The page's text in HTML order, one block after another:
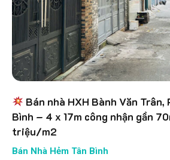
Bán nhà HXH Bành Văn Trân,
Bình – 4 x 17m công nhận gần
triệu/m2
Bán Nhà Hẻm Tân Bình